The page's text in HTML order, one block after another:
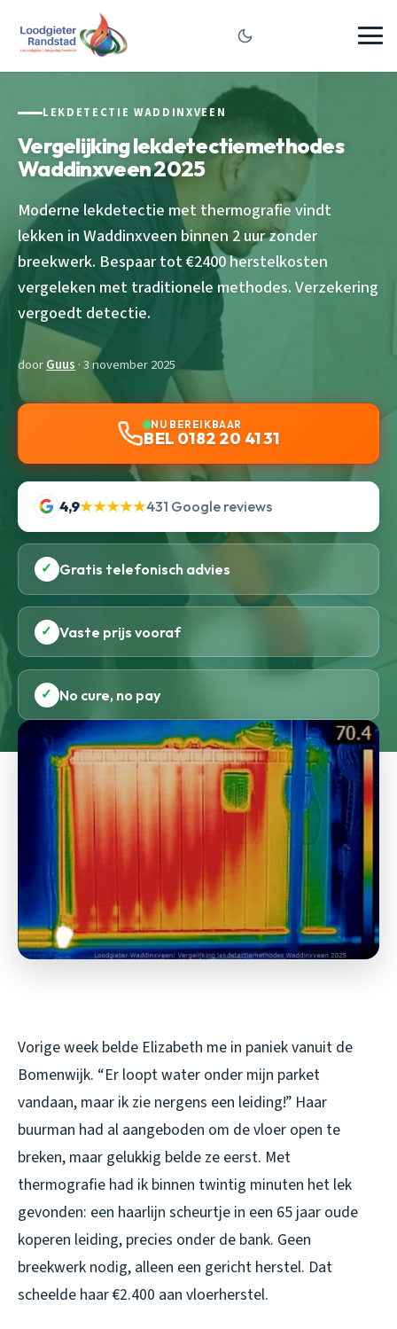
LEKDETECTIE WADDINXVEEN
Vergelijking lekdetectiemethodes
Waddinxveen 2025
Moderne lekdetectie met thermografie vindt
lekken in Waddinxveen binnen 2 uur zonder
breekwerk. Bespaar tot €2400 herstelkosten
vergeleken met traditionele methodes. Verzekering
vergoedt detectie.
doorGuus · 3 november 2025
NU BEREIKBAAR
BEL 0182 20 41 31
4,9★★★★★431 Google reviews
✓ Gratis telefonisch advies
✓ Vaste prijs vooraf
✓ No cure, no pay
Vorige week belde Elizabeth me in paniek vanuit de
Bomenwijk. “Er loopt water onder mijn parket
vandaan, maar ik zie nergens een leiding!” Haar
buurman had al aangeboden om de vloer open te
breken, maar gelukkig belde ze eerst. Met
thermografie had ik binnen twintig minuten het lek
gevonden: een haarlijn scheurtje in een 65 jaar oude
koperen leiding, precies onder de bank. Geen
breekwerk nodig, alleen een gericht herstel. Dat
scheelde haar €2.400 aan vloerherstel.